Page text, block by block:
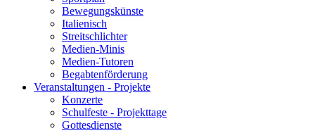
Bewegungskünste
Italienisch
Streitschlichter
Medien-Minis
Medien-Tutoren
Begabtenförderung
Veranstaltungen - Projekte
Konzerte
Schulfeste - Projekttage
Gottesdienste